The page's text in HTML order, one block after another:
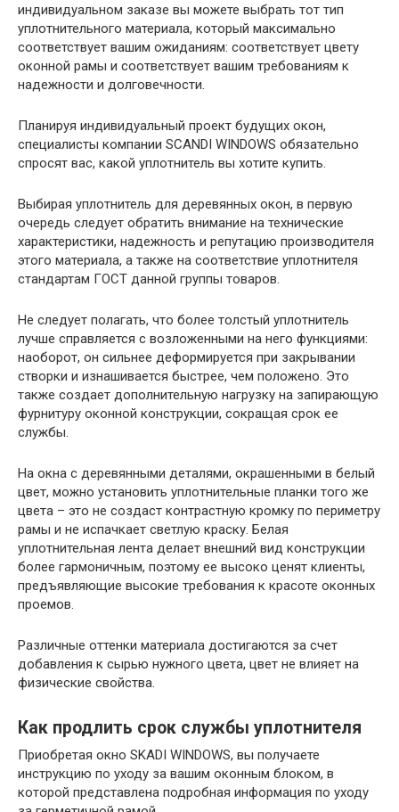
индивидуальном заказе вы можете выбрать тот тип
уплотнительного материала, который максимально
соответствует вашим ожиданиям: соответствует цвету
оконной рамы и соответствует вашим требованиям к
надежности и долговечности.
Планируя индивидуальный проект будущих окон,
специалисты компании SCANDI WINDOWS обязательно
спросят вас, какой уплотнитель вы хотите купить.
Выбирая уплотнитель для деревянных окон, в первую
очередь следует обратить внимание на технические
характеристики, надежность и репутацию производителя
этого материала, а также на соответствие уплотнителя
стандартам ГОСТ данной группы товаров.
Не следует полагать, что более толстый уплотнитель
лучше справляется с возложенными на него функциями:
наоборот, он сильнее деформируется при закрывании
створки и изнашивается быстрее, чем положено. Это
также создает дополнительную нагрузку на запирающую
фурнитуру оконной конструкции, сокращая срок ее
службы.
На окна с деревянными деталями, окрашенными в белый
цвет, можно установить уплотнительные планки того же
цвета – это не создаст контрастную кромку по периметру
рамы и не испачкает светлую краску. Белая
уплотнительная лента делает внешний вид конструкции
более гармоничным, поэтому ее высоко ценят клиенты,
предъявляющие высокие требования к красоте оконных
проемов.
Различные оттенки материала достигаются за счет
добавления к сырью нужного цвета, цвет не влияет на
физические свойства.
Как продлить срок службы уплотнителя
Приобретая окно SKADI WINDOWS, вы получаете
инструкцию по уходу за вашим оконным блоком, в
которой представлена ​​подробная информация по уходу